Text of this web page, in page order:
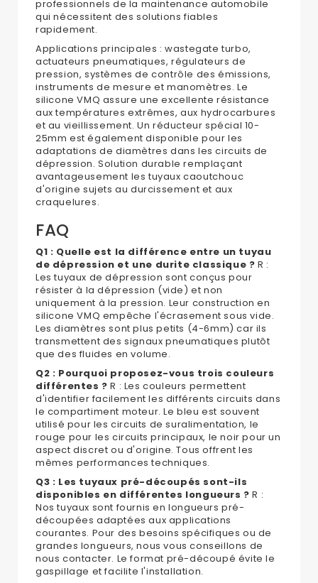
professionnels de la maintenance automobile
qui nécessitent des solutions fiables
rapidement.
Applications principales : wastegate turbo,
actuateurs pneumatiques, régulateurs de
pression, systèmes de contrôle des émissions,
instruments de mesure et manomètres. Le
silicone VMQ assure une excellente résistance
aux températures extrêmes, aux hydrocarbures
et au vieillissement. Un réducteur spécial 10-
25mm est également disponible pour les
adaptations de diamètres dans les circuits de
dépression. Solution durable remplaçant
avantageusement les tuyaux caoutchouc
d'origine sujets au durcissement et aux
craquelures.
FAQ
Q1 : Quelle est la différence entre un tuyau
de dépression et une durite classique ? R :
Les tuyaux de dépression sont conçus pour
résister à la dépression (vide) et non
uniquement à la pression. Leur construction en
silicone VMQ empêche l'écrasement sous vide.
Les diamètres sont plus petits (4-6mm) car ils
transmettent des signaux pneumatiques plutôt
que des fluides en volume.
Q2 : Pourquoi proposez-vous trois couleurs
différentes ? R : Les couleurs permettent
d'identifier facilement les différents circuits dans
le compartiment moteur. Le bleu est souvent
utilisé pour les circuits de suralimentation, le
rouge pour les circuits principaux, le noir pour un
aspect discret ou d'origine. Tous offrent les
mêmes performances techniques.
Q3 : Les tuyaux pré-découpés sont-ils
disponibles en différentes longueurs ? R :
Nos tuyaux sont fournis en longueurs pré-
découpées adaptées aux applications
courantes. Pour des besoins spécifiques ou de
grandes longueurs, nous vous conseillons de
nous contacter. Le format pré-découpé évite le
gaspillage et facilite l'installation.